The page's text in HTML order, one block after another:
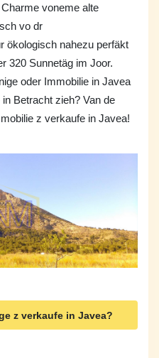
voneme alte
vo dr
ökologisch nahezu perfäkt
320 Sunnetäg im Joor.
oder Immobilie in Javea
Betracht zieh? Van de
z verkaufe in Javea!
z verkaufe in Javea?